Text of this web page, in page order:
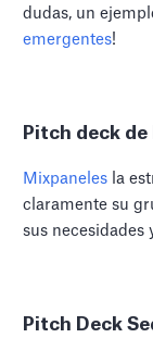
dudas, un
emergentes!
Pitch deck de
Mixpaneles la
claramente su
sus necesidades
Pitch Deck